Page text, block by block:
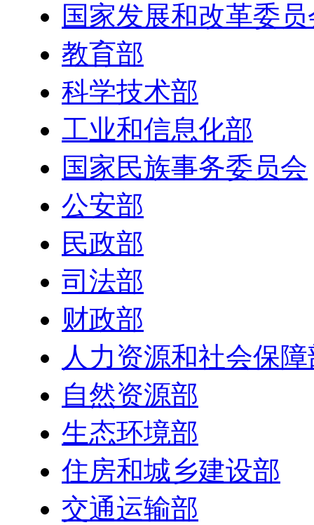
国家发展和改革委
教育部
科学技术部
工业和信息化部
国家民族事务委员会
公安部
民政部
司法部
财政部
人力资源和社会保
自然资源部
生态环境部
住房和城乡建设部
交通运输部